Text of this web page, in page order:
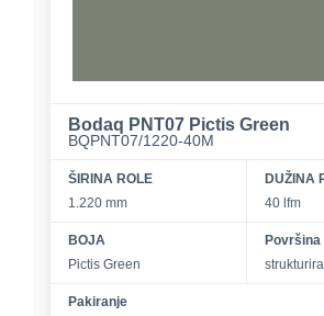
Bodaq PNT07 Pictis Green
BQPNT07/1220-40M
ŠIRINA ROLE
1.220 mm
DUŽINA
40 lfm
BOJA
Pictis Green
Površina
Pakiranje